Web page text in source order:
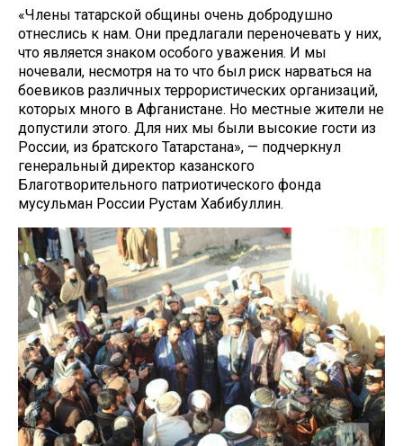
«Члены татарской общины очень добродушно
отнеслись к нам. Они предлагали переночевать у них,
что является знаком особого уважения. И мы
ночевали, несмотря на то что был риск нарваться на
боевиков различных террористических организаций,
которых много в Афганистане. Но местные жители не
допустили этого. Для них мы были высокие гости из
России, из братского Татарстана», — подчеркнул
генеральный директор казанского
Благотворительного патриотического фонда
мусульман России Рустам Хабибуллин.